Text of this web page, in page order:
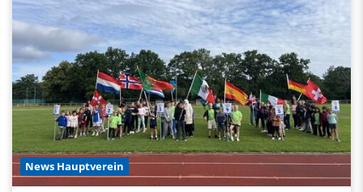
News Hauptverein